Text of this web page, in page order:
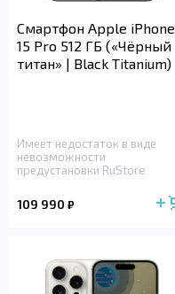
Смартфон Apple iPhone
15 Pro 512 ГБ («Чёрный
титан» | Black Titanium)
Имеет недостаток в виде
невозможности
предустановки RuStore
109 990 ₽